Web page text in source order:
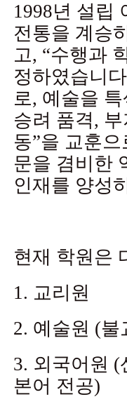
1998년 설립
전통을 계승
고, “수행과
정하였습니
로, 예술을
승려 품격,
동”을 교훈
문을 겸비한
인재를 양성
현재 학원은
1. 교리원
2. 예술원 (
3. 외국어원
본어 전공)